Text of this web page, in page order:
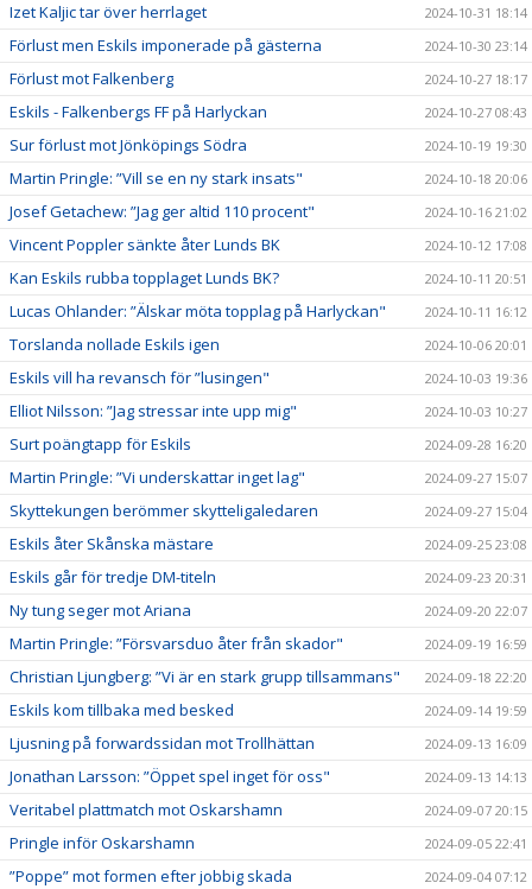
Izet Kaljic tar över herrlaget 2024-10-31 18:14
Förlust men Eskils imponerade på gästerna 2024-10-30 23:14
Förlust mot Falkenberg 2024-10-27 18:17
Eskils - Falkenbergs FF på Harlyckan 2024-10-27 08:43
Sur förlust mot Jönköpings Södra 2024-10-19 19:30
Martin Pringle: ”Vill se en ny stark insats" 2024-10-18 20:06
Josef Getachew: ”Jag ger altid 110 procent" 2024-10-16 21:02
Vincent Poppler sänkte åter Lunds BK 2024-10-12 17:08
Kan Eskils rubba topplaget Lunds BK? 2024-10-11 20:51
Lucas Ohlander: ”Älskar möta topplag på Harlyckan" 2024-10-11 16:12
Torslanda nollade Eskils igen 2024-10-06 20:01
Eskils vill ha revansch för ”lusingen" 2024-10-03 19:36
Elliot Nilsson: ”Jag stressar inte upp mig" 2024-10-03 10:27
Surt poängtapp för Eskils 2024-09-28 16:20
Martin Pringle: ”Vi underskattar inget lag" 2024-09-27 15:07
Skyttekungen berömmer skytteligaledaren 2024-09-27 15:04
Eskils åter Skånska mästare 2024-09-25 23:08
Eskils går för tredje DM-titeln 2024-09-23 20:31
Ny tung seger mot Ariana 2024-09-20 22:07
Martin Pringle: ”Försvarsduo åter från skador" 2024-09-19 16:59
Christian Ljungberg: ”Vi är en stark grupp tillsammans" 2024-09-18 22:20
Eskils kom tillbaka med besked 2024-09-14 19:59
Ljusning på forwardssidan mot Trollhättan 2024-09-13 16:09
Jonathan Larsson: ”Öppet spel inget för oss" 2024-09-13 14:13
Veritabel plattmatch mot Oskarshamn 2024-09-07 20:15
Pringle inför Oskarshamn 2024-09-05 22:41
”Poppe” mot formen efter jobbig skada 2024-09-04 07:12